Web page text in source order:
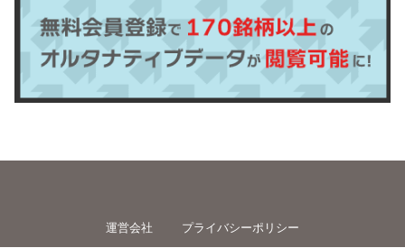
運営会社 プライバシーポリシー